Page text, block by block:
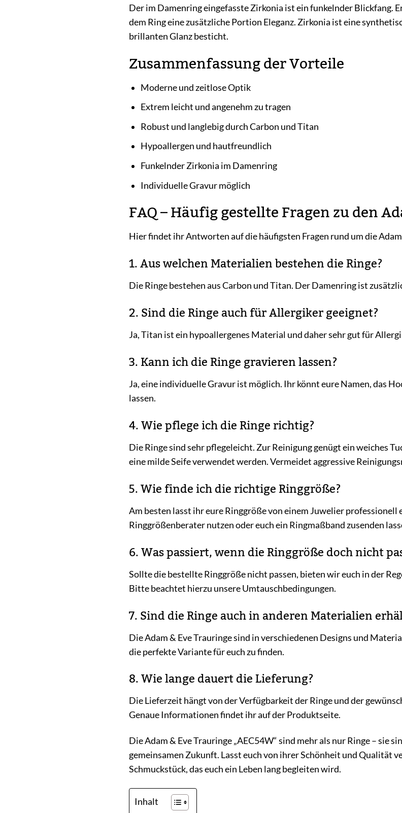
Der im Damenring eingefasste Zirkonia ist ein funkelnder Blickfang.
dem Ring eine zusätzliche Portion Eleganz. Zirkonia ist eine
brillanten Glanz besticht.
Zusammenfassung der Vorteile
Moderne und zeitlose Optik
Extrem leicht und angenehm zu tragen
Robust und langlebig durch Carbon und Titan
Hypoallergen und hautfreundlich
Funkelnder Zirkonia im Damenring
Individuelle Gravur möglich
FAQ – Häufig gestellte Fragen zu den
Hier findet ihr Antworten auf die häufigsten Fragen rund um die Adam
1. Aus welchen Materialien bestehen die Ringe?
Die Ringe bestehen aus Carbon und Titan. Der Damenring ist
2. Sind die Ringe auch für Allergiker geeignet?
Ja, Titan ist ein hypoallergenes Material und daher sehr gut für
3. Kann ich die Ringe gravieren lassen?
Ja, eine individuelle Gravur ist möglich. Ihr könnt eure Namen, das
lassen.
4. Wie pflege ich die Ringe richtig?
Die Ringe sind sehr pflegeleicht. Zur Reinigung genügt ein weiches
eine milde Seife verwendet werden. Vermeidet aggressive
5. Wie finde ich die richtige Ringgröße?
Am besten lasst ihr eure Ringgröße von einem Juwelier
Ringgrößenberater nutzen oder euch ein Ringmaßband zusenden
6. Was passiert, wenn die Ringgröße doch nicht
Sollte die bestellte Ringgröße nicht passen, bieten wir euch in der
Bitte beachtet hierzu unsere Umtauschbedingungen.
7. Sind die Ringe auch in anderen Materialien
Die Adam & Eve Trauringe sind in verschiedenen Designs und
die perfekte Variante für euch zu finden.
8. Wie lange dauert die Lieferung?
Die Lieferzeit hängt von der Verfügbarkeit der Ringe und der
Genaue Informationen findet ihr auf der Produktseite.
Die Adam & Eve Trauringe „AEC54W“ sind mehr als nur Ringe – sie
gemeinsamen Zukunft. Lasst euch von ihrer Schönheit und Qualität
Schmuckstück, das euch ein Leben lang begleiten wird.
Inhalt